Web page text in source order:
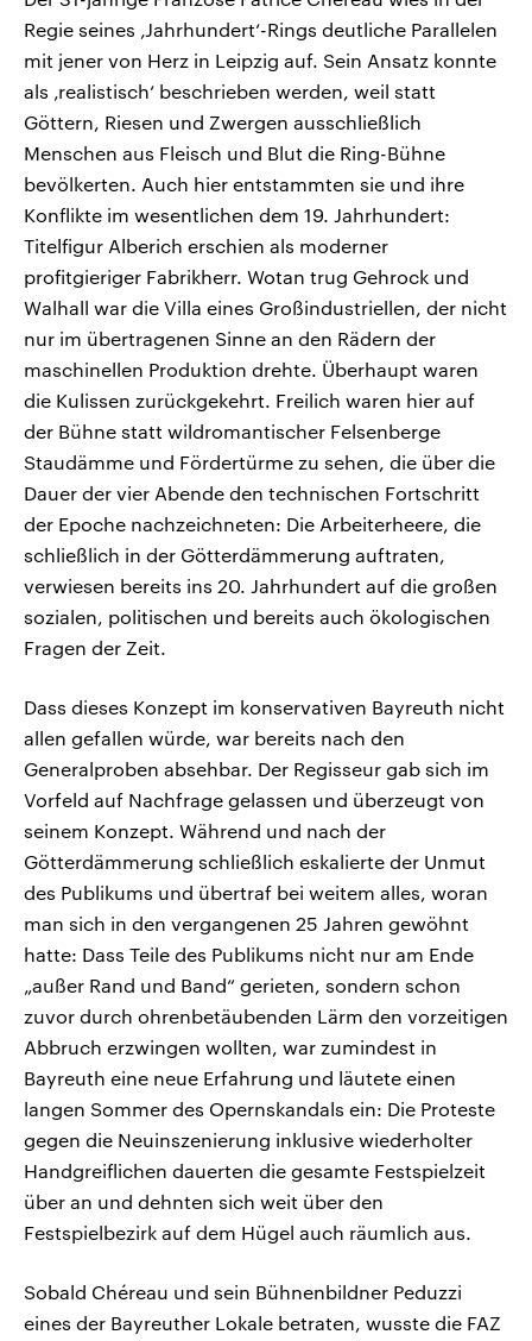
Regie seines ‚Jahrhundert‘-Rings deutliche Parallelen
mit jener von Herz in Leipzig auf. Sein Ansatz konnte
als ‚realistisch‘ beschrieben werden, weil statt
Göttern, Riesen und Zwergen ausschließlich
Menschen aus Fleisch und Blut die Ring-Bühne
bevölkerten. Auch hier entstammten sie und ihre
Konflikte im wesentlichen dem 19. Jahrhundert:
Titelfigur Alberich erschien als moderner
profitgieriger Fabrikherr. Wotan trug Gehrock und
Walhall war die Villa eines Großindustriellen, der nicht
nur im übertragenen Sinne an den Rädern der
maschinellen Produktion drehte. Überhaupt waren
die Kulissen zurückgekehrt. Freilich waren hier auf
der Bühne statt wildromantischer Felsenberge
Staudämme und Fördertürme zu sehen, die über die
Dauer der vier Abende den technischen Fortschritt
der Epoche nachzeichneten: Die Arbeiterheere, die
schließlich in der Götterdämmerung auftraten,
verwiesen bereits ins 20. Jahrhundert auf die großen
sozialen, politischen und bereits auch ökologischen
Fragen der Zeit.
Dass dieses Konzept im konservativen Bayreuth nicht
allen gefallen würde, war bereits nach den
Generalproben absehbar. Der Regisseur gab sich im
Vorfeld auf Nachfrage gelassen und überzeugt von
seinem Konzept. Während und nach der
Götterdämmerung schließlich eskalierte der Unmut
des Publikums und übertraf bei weitem alles, woran
man sich in den vergangenen 25 Jahren gewöhnt
hatte: Dass Teile des Publikums nicht nur am Ende
„außer Rand und Band“ gerieten, sondern schon
zuvor durch ohrenbetäubenden Lärm den vorzeitigen
Abbruch erzwingen wollten, war zumindest in
Bayreuth eine neue Erfahrung und läutete einen
langen Sommer des Opernskandals ein: Die Proteste
gegen die Neuinszenierung inklusive wiederholter
Handgreiflichen dauerten die gesamte Festspielzeit
über an und dehnten sich weit über den
Festspielbezirk auf dem Hügel auch räumlich aus.
Sobald Chéreau und sein Bühnenbildner Peduzzi
eines der Bayreuther Lokale betraten, wusste die FAZ